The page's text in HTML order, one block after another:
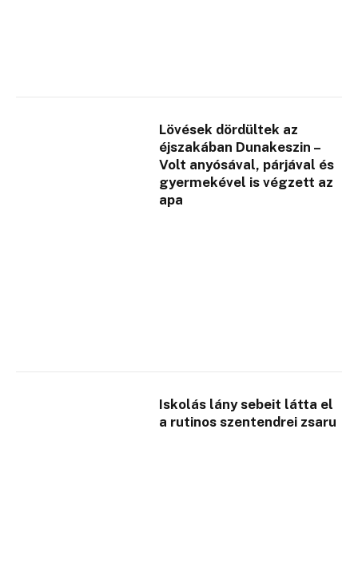
Lövések dördültek az
éjszakában Dunakeszin –
Volt anyósával, párjával és
gyermekével is végzett az
apa
Iskolás lány sebeit látta el
a rutinos szentendrei zsaru